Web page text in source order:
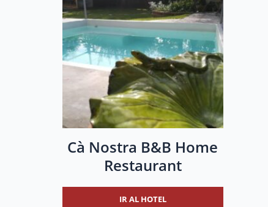
Cà Nostra B&B Home
Restaurant
IR AL HOTEL